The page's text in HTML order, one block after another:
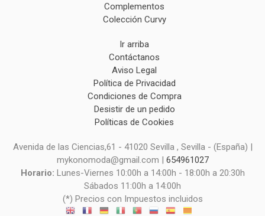
Complementos
Colección Curvy
Ir arriba
Contáctanos
Aviso Legal
Política de Privacidad
Condiciones de Compra
Desistir de un pedido
Políticas de Cookies
Avenida de las Ciencias,61 - 41020 Sevilla , Sevilla - (España) |
mykonomoda@gmail.com | 654961027
Horario: Lunes-Viernes 10:00h a 14:00h - 18:00h a 20:30h
Sábados 11:00h a 14:00h
(*) Precios con Impuestos incluidos